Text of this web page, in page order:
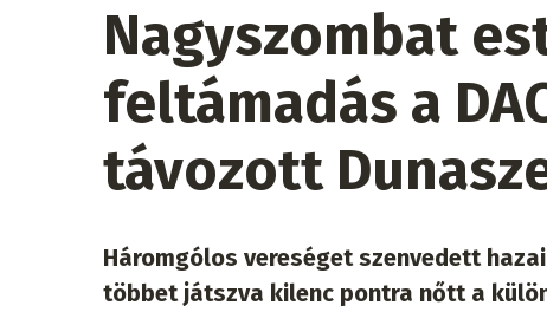
Nagyszombat
feltámadás a
távozott
Háromgólos vereséget szenvedett
többet játszva kilenc pontra nőtt a